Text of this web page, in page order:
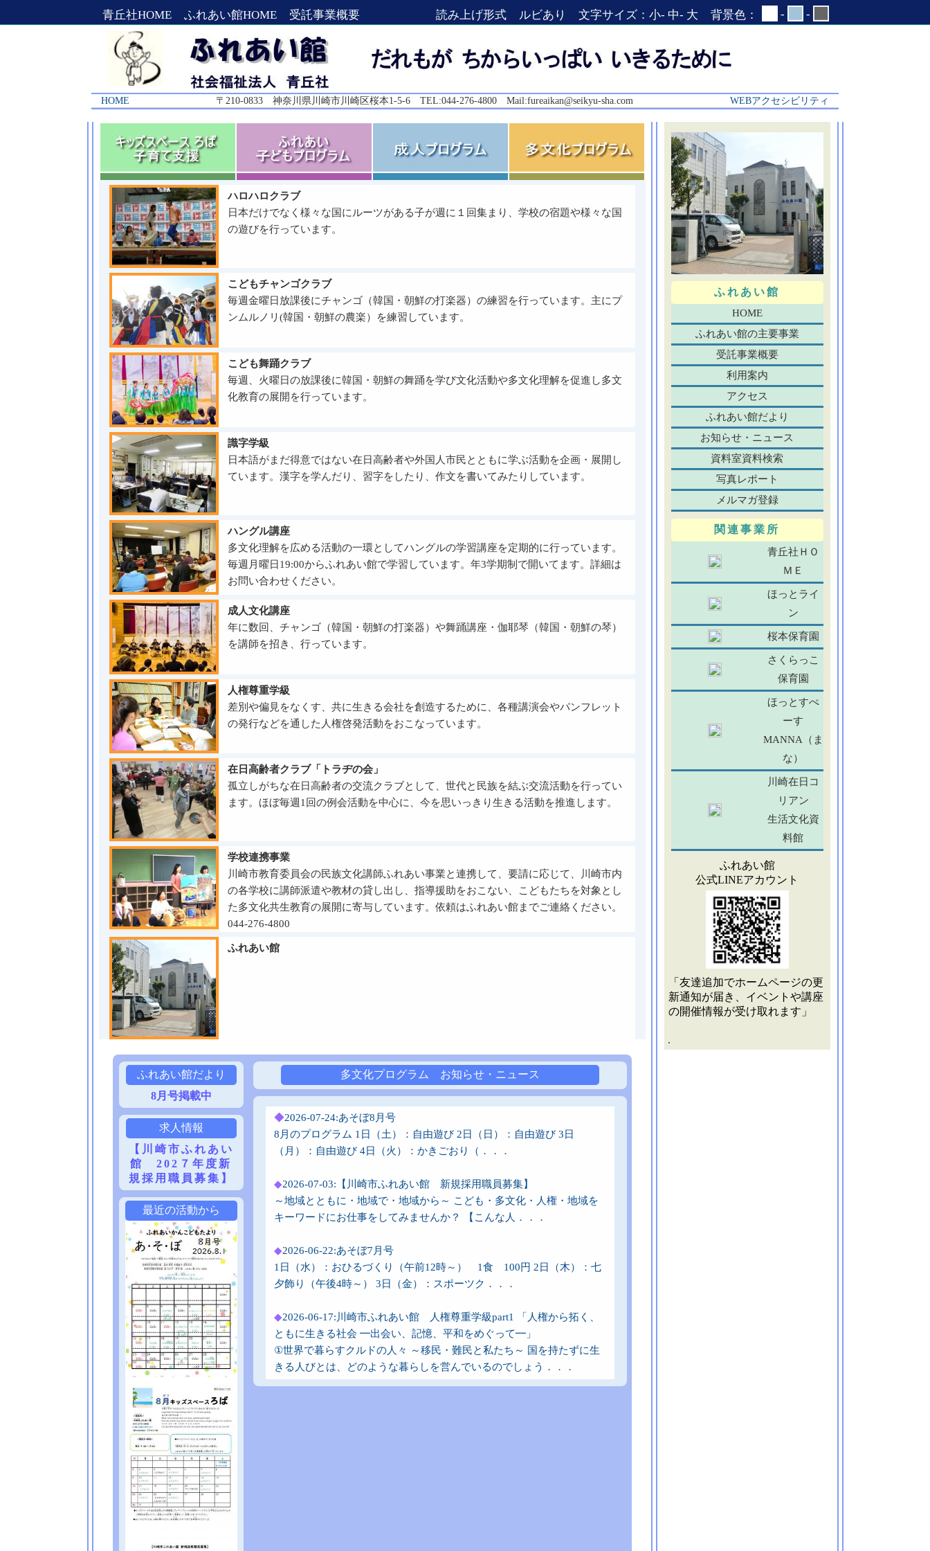
青丘社HOME ふれあい館HOME 受託事業概要 読み上げ形式 ルビあり 文字サイズ： 小- 中- 大 背景色： - -
HOME 〒210-0833 神奈川県川崎市川崎区桜本1-5-6 TEL:044-276-4800 Mail:fureaikan@seikyu-sha.com WEBアクセシビリティ
ハロハロクラブ
日本だけでなく様々な国にルーツがある子が週に１回集まり、学校の宿題や様々な国
の遊びを行っています。
こどもチャンゴクラブ
毎週金曜日放課後にチャンゴ（韓国・朝鮮の打楽器）の練習を行っています。主にプ
ンムルノリ(韓国・朝鮮の農楽）を練習しています。
こども舞踊クラブ
毎週、火曜日の放課後に韓国・朝鮮の舞踊を学び文化活動や多文化理解を促進し多文
化教育の展開を行っています。
識字学級
日本語がまだ得意ではない在日高齢者や外国人市民とともに学ぶ活動を企画・展開し
ています。漢字を学んだり、習字をしたり、作文を書いてみたりしています。
ハングル講座
多文化理解を広める活動の一環としてハングルの学習講座を定期的に行っています。
毎週月曜日19:00からふれあい館で学習しています。年3学期制で開いてます。詳細は
お問い合わせください。
成人文化講座
年に数回、チャンゴ（韓国・朝鮮の打楽器）や舞踊講座・伽耶琴（韓国・朝鮮の琴）
を講師を招き、行っています。
人権尊重学級
差別や偏見をなくす、共に生きる会社を創造するために、各種講演会やパンフレット
の発行などを通した人権啓発活動をおこなっています。
在日高齢者クラブ「トラヂの会」
孤立しがちな在日高齢者の交流クラブとして、世代と民族を結ぶ交流活動を行ってい
ます。ほぼ毎週1回の例会活動を中心に、今を思いっきり生きる活動を推進します。
学校連携事業
川崎市教育委員会の民族文化講師ふれあい事業と連携して、要請に応じて、川崎市内
の各学校に講師派遣や教材の貸し出し、指導援助をおこない、こどもたちを対象とし
た多文化共生教育の展開に寄与しています。依頼はふれあい館までご連絡ください。
044-276-4800
ふれあい館
ふれあい館だより
8月号掲載中
求人情報
【川崎市ふれあい
館 202７年度新
規採用職員募集】
最近の活動から
多文化プログラム お知らせ・ニュース
◆2026-07-24:あそぼ8月号
8月のプログラム 1日（土）：自由遊び 2日（日）：自由遊び 3日
（月）：自由遊び 4日（火）：かきごおり（．．．
◆2026-07-03:【川崎市ふれあい館 新規採用職員募集】
～地域とともに・地域で・地域から～ こども・多文化・人権・地域を
キーワードにお仕事をしてみませんか？ 【こんな人．．．
◆2026-06-22:あそぼ7月号
1日（水）：おひるづくり（午前12時～） 1食 100円 2日（木）：七
夕飾り（午後4時～） 3日（金）：スポーツク．．．
◆2026-06-17:川崎市ふれあい館 人権尊重学級part1 「人権から拓く、
ともに生きる社会 ━出会い、記憶、平和をめぐって━」
①世界で暮らすクルドの人々 ～移民・難民と私たち～ 国を持たずに生
きる人びとは、どのような暮らしを営んでいるのでしょう．．．
ふれあい館
HOME
ふれあい館の主要事業
受託事業概要
利用案内
アクセス
ふれあい館だより
お知らせ・ニュース
資料室資料検索
写真レポート
メルマガ登録
関連事業所
青丘社ＨＯ
ＭＥ
ほっとライ
ン
桜本保育園
さくらっこ
保育園
ほっとすぺ
ーす
MANNA（ま
な）
川崎在日コ
リアン
生活文化資
料館
ふれあい館
公式LINEアカウント
「友達追加でホームページの更
新通知が届き、イベントや講座
の開催情報が受け取れます」
.